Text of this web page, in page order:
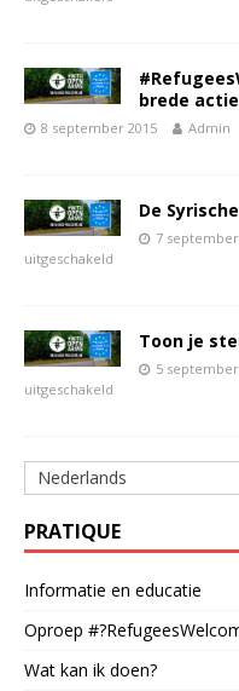
brede
8 september 2015 Admin
De
7
uitgeschakeld
Toon je
5
uitgeschakeld
Nederlands
PRATIQUE
Informatie en educatie
Oproep
Wat kan ik doen?